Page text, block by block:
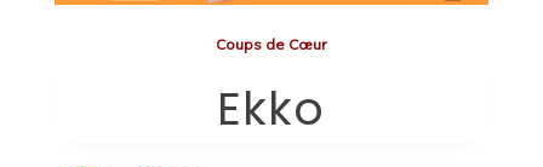
Coups de Cœur
Ekko